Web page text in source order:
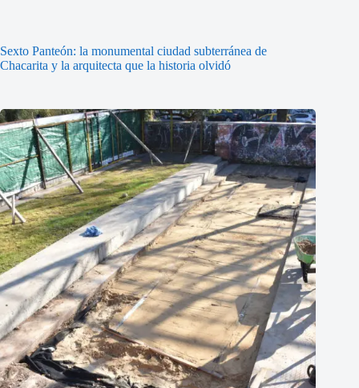
Sexto Panteón: la monumental ciudad subterránea de
Chacarita y la arquitecta que la historia olvidó